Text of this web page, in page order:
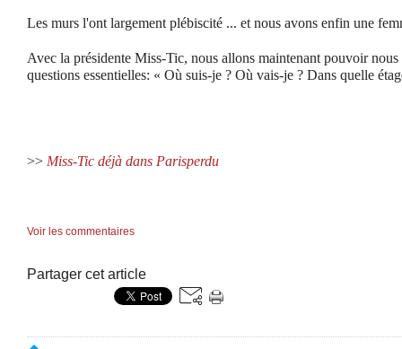
Les murs l'ont largement plébiscité ... et nous avons enfin une
Avec la présidente Miss-Tic, nous allons maintenant pouvoir nous
questions essentielles: « Où suis-je ? Où vais-je ? Dans quelle
>> Miss-Tic déjà dans Parisperdu
Voir les commentaires
Partager cet article